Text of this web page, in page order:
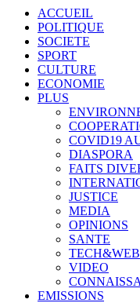
ACCUEIL
POLITIQUE
SOCIETE
SPORT
CULTURE
ECONOMIE
PLUS
COVID19
DIASPORA
FAITS
JUSTICE
MEDIA
OPINIONS
SANTE
TECH&WEB
VIDEO
EMISSIONS